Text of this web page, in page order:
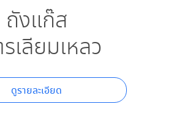
ถังแก๊ส​
เลียมเหลว
ดูรายละเอียด